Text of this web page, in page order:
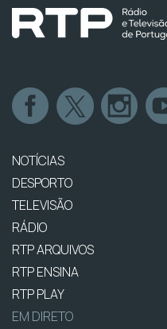
NOTÍCIAS
DESPORTO
TELEVISÃO
RÁDIO
RTP ARQUIVOS
RTP ENSINA
RTP PLAY
EM DIRETO